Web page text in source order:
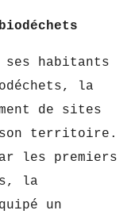
habitants
la
de sites
son territoire.
les premiers
la
un